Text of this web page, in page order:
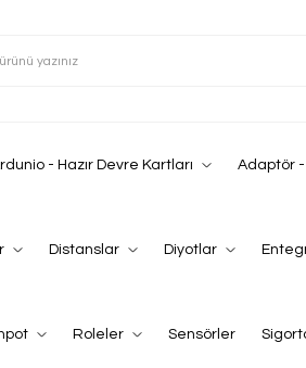
- Hazır Devre Kartları Adaptör -
Distanslar Diyotlar
Roleler Sensörler